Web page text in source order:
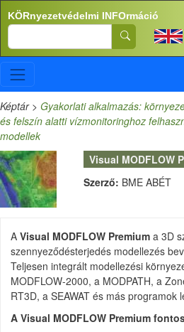
Ugrás a tartalomra
KÖRnyezetvédelmi INFOrmáció
Search
Képtár> Gyakorlati alkalmazás:
és felszín alatti vízmonitoringhoz
modellek
Visual MODFLOW
Szerző: BME ABÉT
A Visual MODFLOW Premium a 3D
szennyeződésterjedés modellezés
Teljesen integrált modellezési
MODFLOW-2000, a MODPATH, a
RT3D, a SEAWAT és más programok
A Visual MODFLOW Premium